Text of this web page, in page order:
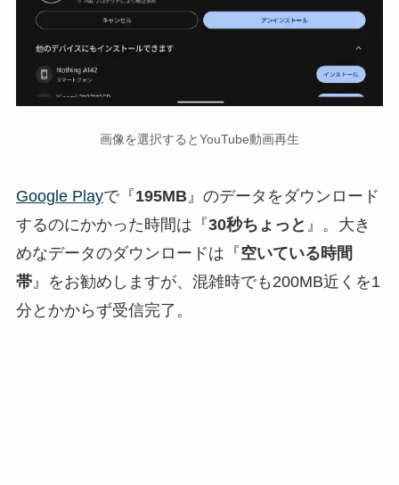
画像を選択するとYouTube動画再生
Google Playで『195MB』のデータをダウンロード
するのにかかった時間は『30秒ちょっと 』。大き
めなデータのダウンロードは『空いている時間
帯』をお勧めしますが、混雑時でも200MB近くを1
分とかからず受信完了。